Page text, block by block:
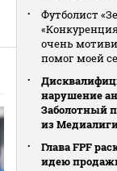
Футболист
очень
помог моей
нарушение
Заболотный
из
Глава FPF
идею